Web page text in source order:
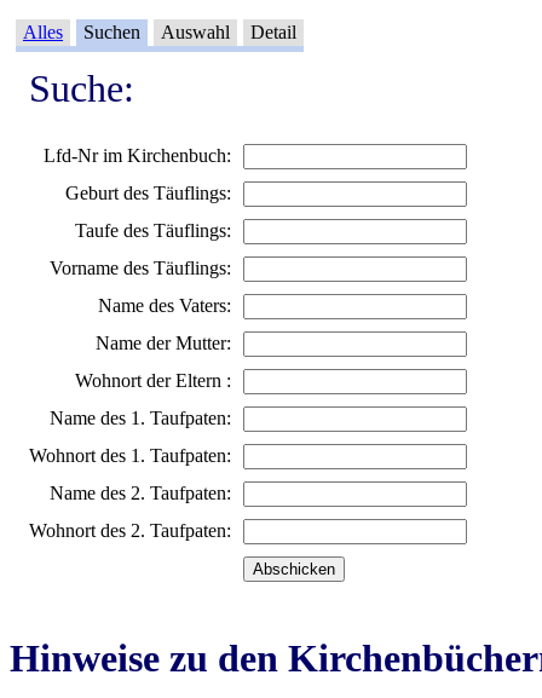
Alles Suchen Auswahl Detail
Suche:
Lfd-Nr im Kirchenbuch:
Geburt des Täuflings:
Taufe des Täuflings:
Vorname des Täuflings:
Name des Vaters:
Name der Mutter:
Wohnort der Eltern :
Name des 1. Taufpaten:
Wohnort des 1. Taufpaten:
Name des 2. Taufpaten:
Wohnort des 2. Taufpaten:
Hinweise zu den